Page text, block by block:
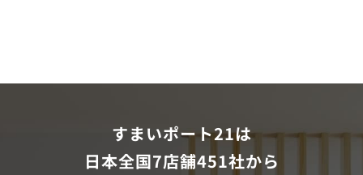
すまいポート21は
日本全国7店舗451社から